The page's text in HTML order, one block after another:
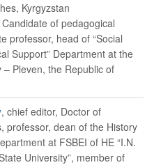
Kyrgyzstan
Candidate of pedagogical
professor, head of “Social
Support” Department at the
– Pleven, the Republic of
, chief editor, Doctor of
professor, dean of the History
at FSBEI of HE “I.N.
University”, member of